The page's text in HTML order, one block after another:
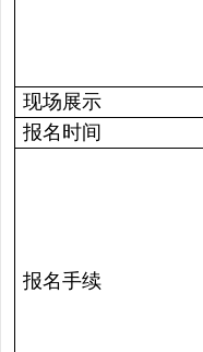
现场展示
报名时间
报名手续